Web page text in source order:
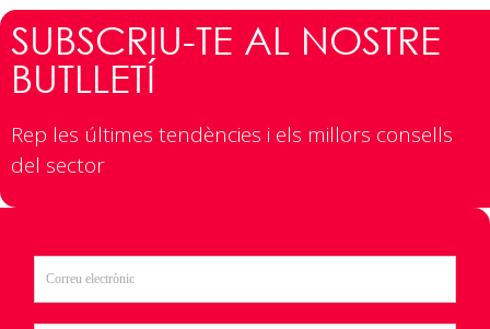
SUBSCRIU-TE AL NOSTRE
BUTLLETÍ
Rep les últimes tendències i els millors consells
del sector​